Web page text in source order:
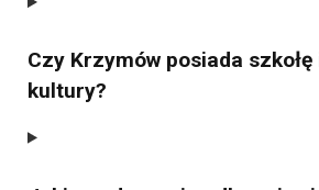
Czy Krzymów posiada
kultury?